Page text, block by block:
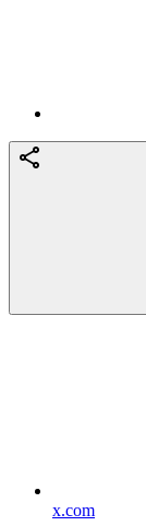
x.com